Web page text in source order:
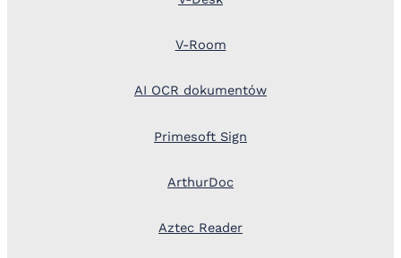
V-Room
AI OCR dokumentów
Primesoft Sign
ArthurDoc
Aztec Reader